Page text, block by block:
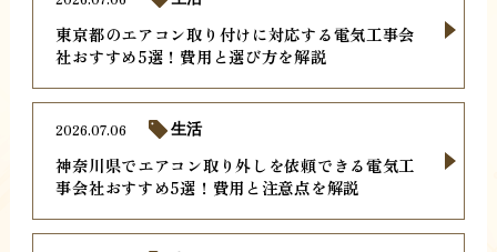
東京都のエアコン取り付けに対応する電気工事会
社おすすめ5選！費用と選び方を解説
神奈川県でエアコン取り外しを依頼できる電気工
事会社おすすめ5選！費用と注意点を解説
2026.07.06 生活